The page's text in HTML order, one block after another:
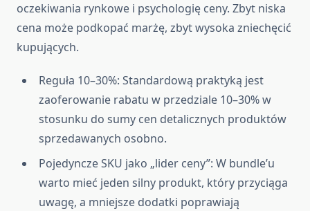
oczekiwania rynkowe i psychologię ceny. Zbyt niska
cena może podkopać marżę, zbyt wysoka zniechęcić
kupujących.
Reguła 10–30%: Standardową praktyką jest
zaoferowanie rabatu w przedziale 10–30% w
stosunku do sumy cen detalicznych produktów
sprzedawanych osobno.
Pojedyncze SKU jako „lider ceny”: W bundle’u
warto mieć jeden silny produkt, który przyciąga
uwagę, a mniejsze dodatki poprawiają